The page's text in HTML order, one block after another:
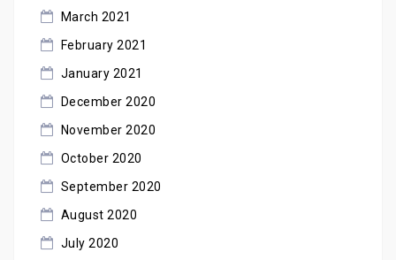
March 2021
February 2021
January 2021
December 2020
November 2020
October 2020
September 2020
August 2020
July 2020